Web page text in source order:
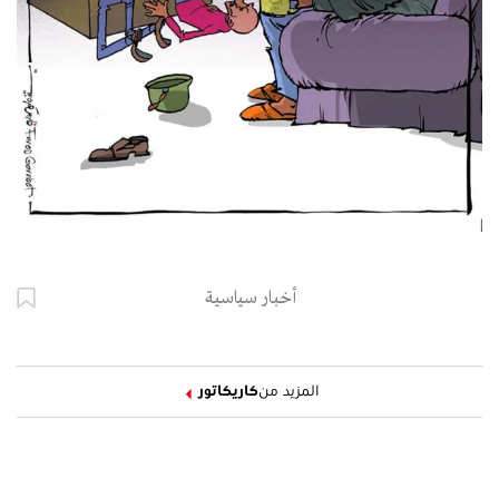
أخبار سياسية
المزيد منكاريكاتور